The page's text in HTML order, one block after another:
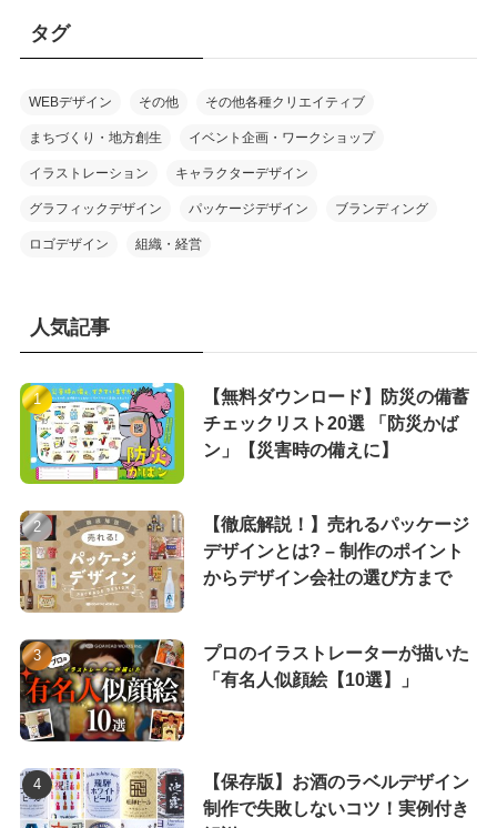
タグ
WEBデザイン その他 その他各種クリエイティブ
まちづくり・地方創生 イベント企画・ワークショップ
イラストレーション キャラクターデザイン
グラフィックデザイン パッケージデザイン ブランディング
ロゴデザイン 組織・経営
人気記事
【無料ダウンロード】防災の備蓄
チェックリスト20選 「防災かば
ン」【災害時の備えに】
【徹底解説！】売れるパッケージ
デザインとは? – 制作のポイント
からデザイン会社の選び方まで
プロのイラストレーターが描いた
「有名人似顔絵【10選】」
【保存版】お酒のラベルデザイン
制作で失敗しないコツ！実例付き